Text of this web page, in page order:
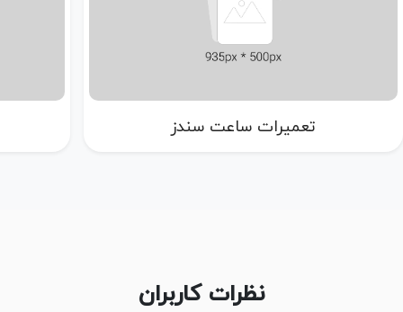
تعمیرات ساعت سندز
نظرات کاربران